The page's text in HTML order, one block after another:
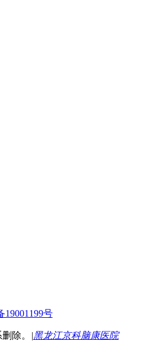
19001199号
除。 |黑龙江京科脑康医院